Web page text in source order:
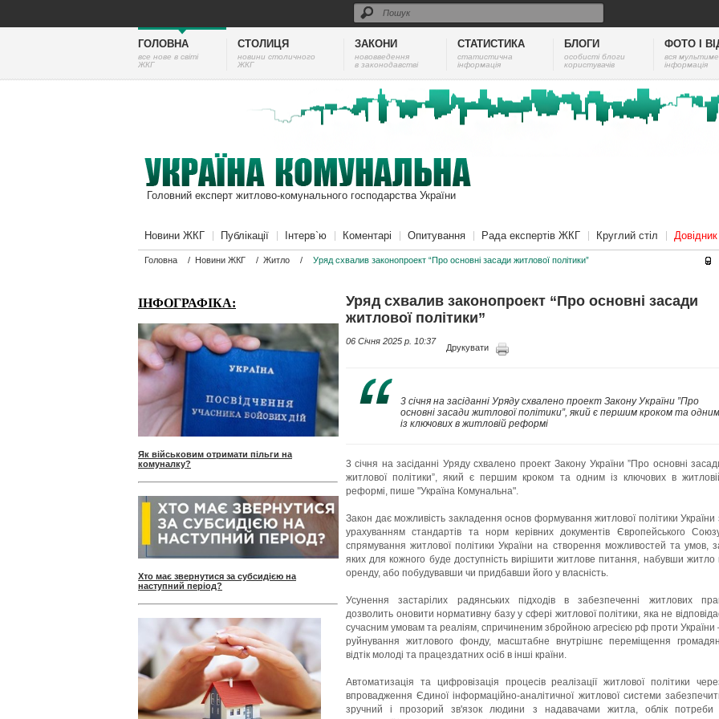
ГОЛОВНА
все нове в світі
ЖКГ
СТОЛИЦЯ
новини столичного
ЖКГ
ЗАКОНИ
нововведення
в законодавстві
СТАТИСТИКА
cтатистична
інформація
БЛОГИ
особисті блоги
користувачів
ФОТО І
вся
інформація
Головний експерт житлово-комунального господарства України
Новини ЖКГ Публікації Інтерв`ю Коментарі Опитування Рада експертів ЖКГ Круглий стіл
Головна / Новини ЖКГ / Житло / Уряд схвалив законопроект “Про основні засади житлової політики”
ІНФОГРАФІКА:
Як військовим отримати пільги на
комуналку?
Хто має звернутися за субсидією на
наступний період?
Уряд схвалив законопроект “Про основні засади
житлової політики”
06 Січня 2025 p. 10:37
Друкувати
3 січня на засіданні Уряду схвалено проект Закону України ”Про
основні засади житлової політики”, який є першим кроком та одним
із ключових в житловій реформі
3 січня на засіданні Уряду схвалено проект Закону України ”Про основні
житлової політики”, який є першим кроком та одним із ключових в
реформі, пише "Україна Комунальна".
Закон дає можливість закладення основ формування житлової політики України
урахуванням стандартів та норм керівних документів Європейського
спрямування житлової політики України на створення можливостей та умов,
яких для кожного буде доступність вирішити житлове питання, набувши житло
оренду, або побудувавши чи придбавши його у власність.
Усунення застарілих радянських підходів в забезпеченні житлових
дозволить оновити нормативну базу у сфері житлової політики, яка не
сучасним умовам та реаліям, спричиненим збройною агресією рф проти України
руйнування житлового фонду, масштабне внутрішнє переміщення
відтік молоді та працездатних осіб в інші країни.
Автоматизація та цифровізація процесів реалізації житлової політики
впровадження Єдиної інформаційно-аналітичної житлової системи
зручний і прозорий зв'язок людини з надавачами житла, облік потреби